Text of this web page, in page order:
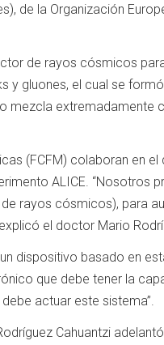
de la Organización
de rayos cósmicos
y gluones, el cual se
mezcla extremadamente
(FCFM) colaboran en
ALICE. “Nosotros
rayos cósmicos), para
el doctor Mario
dispositivo basado en
que debe tener la
actuar este sistema”.
Cahuantzi